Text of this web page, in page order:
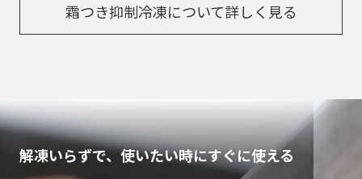
霜つき抑制冷凍について詳しく見る
解凍いらずで、使いたい時にすぐに使える